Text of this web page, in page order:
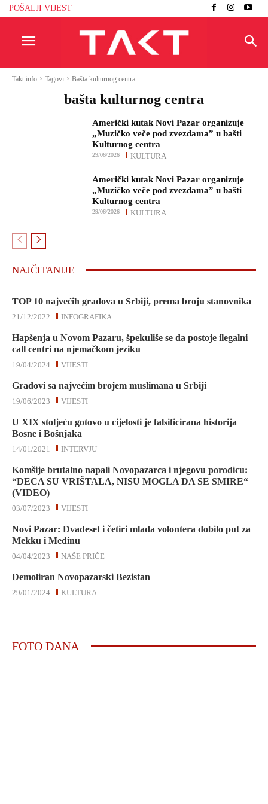
POŠALJI VIJEST
Takt info Tagovi Bašta kulturnog centra
bašta kulturnog centra
Američki kutak Novi Pazar organizuje
„Muzičko veče pod zvezdama” u bašti
Kulturnog centra
KULTURA
29/06/2026
Američki kutak Novi Pazar organizuje
„Muzičko veče pod zvezdama” u bašti
Kulturnog centra
KULTURA
29/06/2026
NAJČITANIJE
TOP 10 najvećih gradova u Srbiji, prema broju stanovnika
INFOGRAFIKA
21/12/2022
Hapšenja u Novom Pazaru, špekuliše se da postoje ilegalni
call centri na njemačkom jeziku
VIJESTI
19/04/2024
Gradovi sa najvećim brojem muslimana u Srbiji
VIJESTI
19/06/2023
U XIX stoljeću gotovo u cijelosti je falsificirana historija
Bosne i Bošnjaka
INTERVJU
14/01/2021
Komšije brutalno napali Novopazarca i njegovu porodicu:
“DECA SU VRIŠTALA, NISU MOGLA DA SE SMIRE“
(VIDEO)
VIJESTI
03/07/2023
Novi Pazar: Dvadeset i četiri mlada volontera dobilo put za
Mekku i Medinu
NAŠE PRIČE
04/04/2023
Demoliran Novopazarski Bezistan
KULTURA
29/01/2024
FOTO DANA